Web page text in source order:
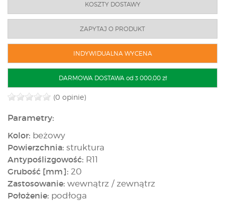
KOSZTY DOSTAWY
ZAPYTAJ O PRODUKT
INDYWIDUALNA WYCENA
DARMOWA DOSTAWA od 3 000,00 zł
(0 opinie)
Parametry:
Kolor: beżowy
Powierzchnia: struktura
Antypoślizgowość: R11
Grubość [mm]: 20
Zastosowanie: wewnątrz / zewnątrz
Położenie: podłoga